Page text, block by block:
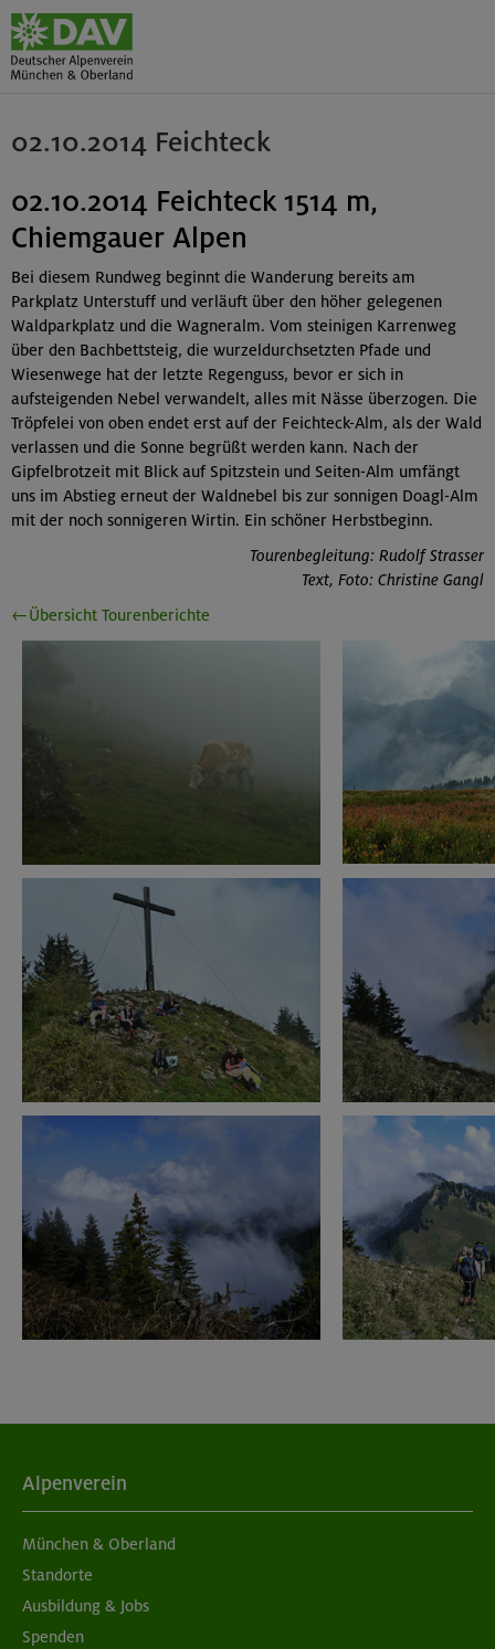
02.10.2014 Feichteck
02.10.2014 Feichteck 1514 m,
Chiemgauer Alpen
Bei diesem Rundweg beginnt die Wanderung bereits am
Parkplatz Unterstuff und verläuft über den höher gelegenen
Waldparkplatz und die Wagneralm. Vom steinigen Karrenweg
über den Bachbettsteig, die wurzeldurchsetzten Pfade und
Wiesenwege hat der letzte Regenguss, bevor er sich in
aufsteigenden Nebel verwandelt, alles mit Nässe überzogen. Die
Tröpfelei von oben endet erst auf der Feichteck-Alm, als der Wald
verlassen und die Sonne begrüßt werden kann. Nach der
Gipfelbrotzeit mit Blick auf Spitzstein und Seiten-Alm umfängt
uns im Abstieg erneut der Waldnebel bis zur sonnigen Doagl-Alm
mit der noch sonnigeren Wirtin. Ein schöner Herbstbeginn.
Tourenbegleitung: Rudolf Strasser
Text, Foto: Christine Gangl
←Übersicht Tourenberichte
Alpenverein
München & Oberland
Standorte
Ausbildung & Jobs
Spenden